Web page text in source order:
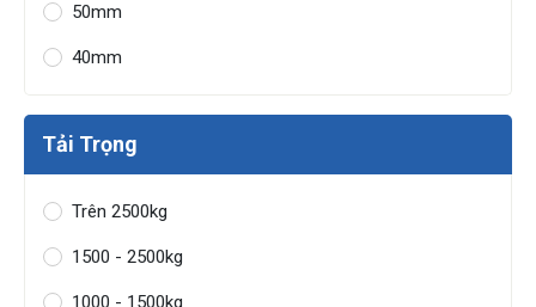
50mm
40mm
Tải Trọng
Trên 2500kg
1500 - 2500kg